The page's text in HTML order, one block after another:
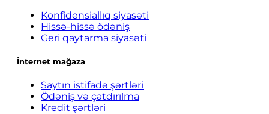
Konfidensiallıq siyasəti
Hissə-hissə ödəniş
Geri qaytarma siyasəti
İnternet mağaza
Saytın istifadə şərtləri
Ödəniş və çatdırılma
Kredit şərtləri